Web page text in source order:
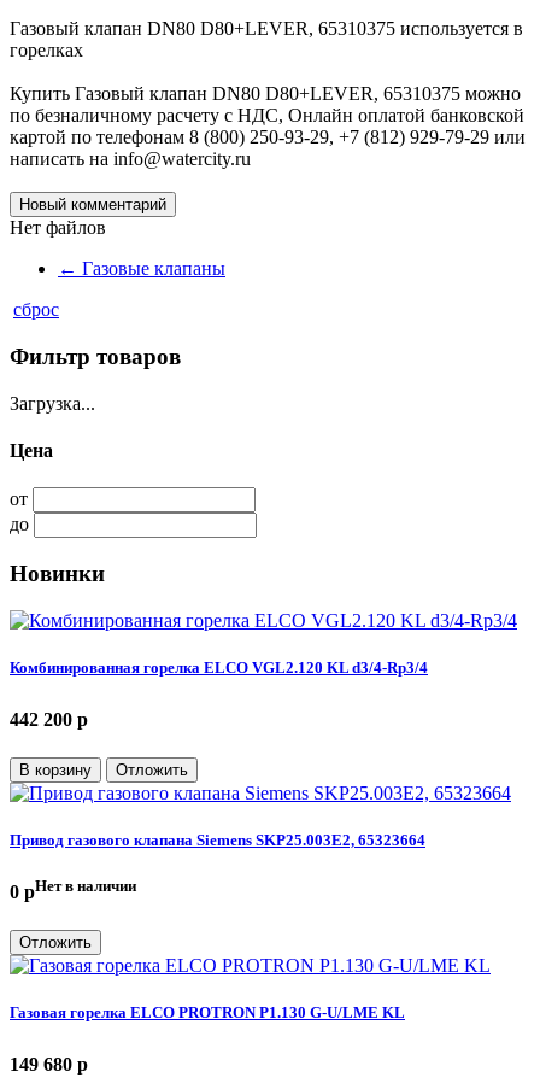
Газовый клапан DN80 D80+LEVER, 65310375 используется в
горелках
Купить Газовый клапан DN80 D80+LEVER, 65310375 можно
по безналичному расчету с НДС, Онлайн оплатой банковской
картой по телефонам 8 (800) 250-93-29, +7 (812) 929-79-29 или
написать на info@watercity.ru
Новый комментарий
Нет файлов
← Газовые клапаны
сброс
Фильтр товаров
Загрузка...
Цена
от
до
Новинки
Комбинированная горелка ELCO VGL2.120 KL d3/4-Rp3/4
442 200 p
В корзину Отложить
Привод газового клапана Siemens SKP25.003E2, 65323664
0 pНет в наличии
Отложить
Газовая горелка ELCO PROTRON P1.130 G-U/LME KL
149 680 p